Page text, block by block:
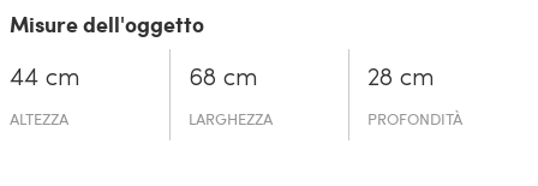
Misure dell'oggetto
44 cm
ALTEZZA
68 cm
LARGHEZZA
28 cm
PROFONDITÀ